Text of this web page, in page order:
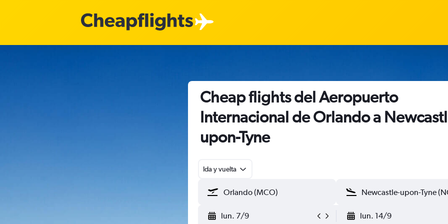
Cheap flights del Aeropuerto
Internacional de Orlando a
upon-Tyne
Ida y vuelta
lun. 7/9 lun. 14/9